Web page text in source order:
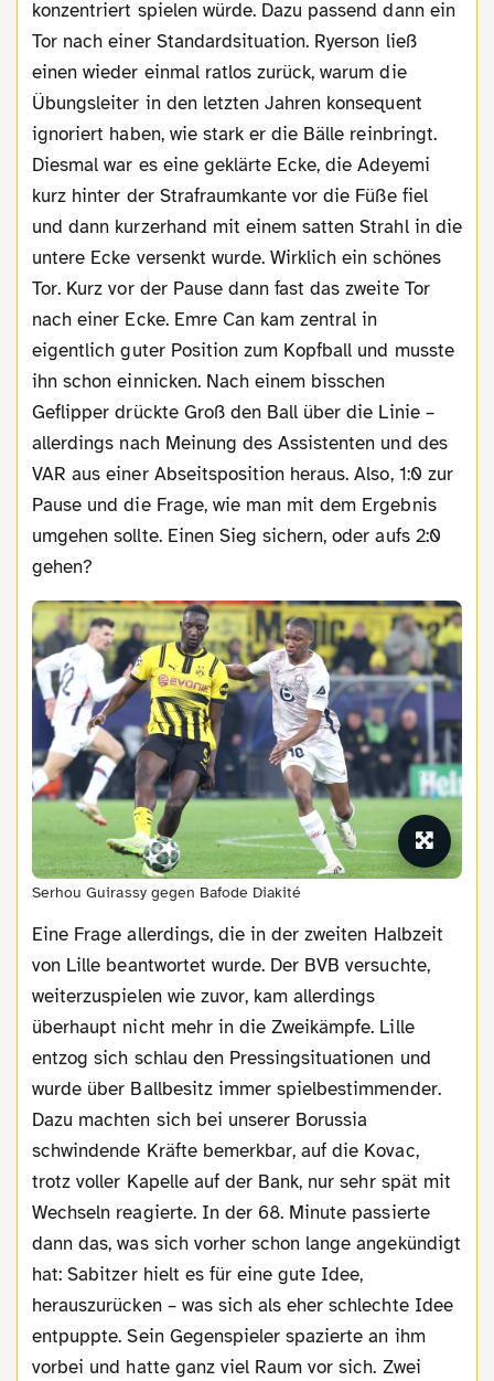
konzentriert spielen würde. Dazu passend dann ein
Tor nach einer Standardsituation. Ryerson ließ
einen wieder einmal ratlos zurück, warum die
Übungsleiter in den letzten Jahren konsequent
ignoriert haben, wie stark er die Bälle reinbringt.
Diesmal war es eine geklärte Ecke, die Adeyemi
kurz hinter der Strafraumkante vor die Füße fiel
und dann kurzerhand mit einem satten Strahl in die
untere Ecke versenkt wurde. Wirklich ein schönes
Tor. Kurz vor der Pause dann fast das zweite Tor
nach einer Ecke. Emre Can kam zentral in
eigentlich guter Position zum Kopfball und musste
ihn schon einnicken. Nach einem bisschen
Geflipper drückte Groß den Ball über die Linie –
allerdings nach Meinung des Assistenten und des
VAR aus einer Abseitsposition heraus. Also, 1:0 zur
Pause und die Frage, wie man mit dem Ergebnis
umgehen sollte. Einen Sieg sichern, oder aufs 2:0
gehen?
Serhou Guirassy gegen Bafode Diakité
Eine Frage allerdings, die in der zweiten Halbzeit
von Lille beantwortet wurde. Der BVB versuchte,
weiterzuspielen wie zuvor, kam allerdings
überhaupt nicht mehr in die Zweikämpfe. Lille
entzog sich schlau den Pressingsituationen und
wurde über Ballbesitz immer spielbestimmender.
Dazu machten sich bei unserer Borussia
schwindende Kräfte bemerkbar, auf die Kovac,
trotz voller Kapelle auf der Bank, nur sehr spät mit
Wechseln reagierte. In der 68. Minute passierte
dann das, was sich vorher schon lange angekündigt
hat: Sabitzer hielt es für eine gute Idee,
herauszurücken – was sich als eher schlechte Idee
entpuppte. Sein Gegenspieler spazierte an ihm
vorbei und hatte ganz viel Raum vor sich. Zwei